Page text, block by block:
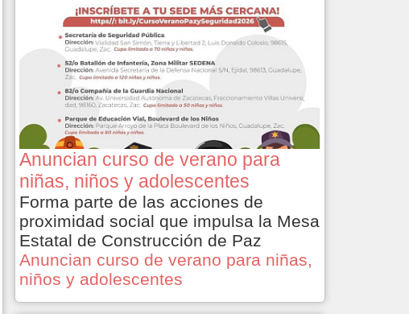
Anuncian curso de verano para
niñas, niños y adolescentes
Forma parte de las acciones de
proximidad social que impulsa la Mesa
Estatal de Construcción de Paz
Anuncian curso de verano para niñas,
niños y adolescentes